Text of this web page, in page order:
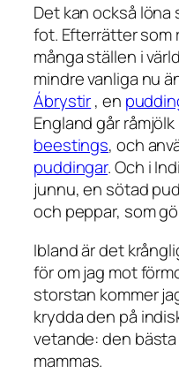
Det kan också
fot. Efterrätter som
många ställen i
mindre vanliga nu
Ábrystir, en
England går
beestings, och
puddingar. Och i
junnu, en sötad
och peppar, som
Ibland är det
för om jag mot
storstan kommer
krydda den på
vetande: den
mammas.